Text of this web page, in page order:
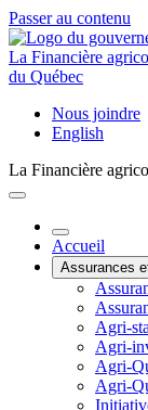
Passer au contenu
La Financière
du Québec
Nous joindre
English
La Financière
Accueil
Assurances
Agri-
Agri-
Agri-
Agri-